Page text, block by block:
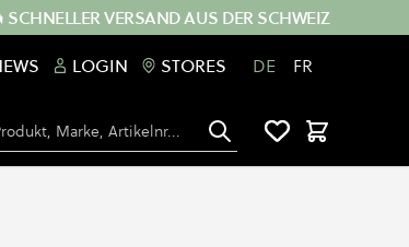
SCHNELLER VERSAND AUS DER SCHWEIZ
LOGIN STORES DE FR
Suche Warenkorb